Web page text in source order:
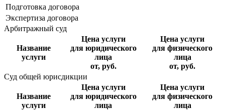
Подготовка договора
Экспертиза договора
Арбитражный суд
Название
услуги
Цена услуги
для юридического
лица
от, руб.
Цена услуги
для физического
лица
от, руб.
Суд общей юрисдикции
Название
услуги
Цена услуги
для юридического
лица
Цена услуги
для физического
лица